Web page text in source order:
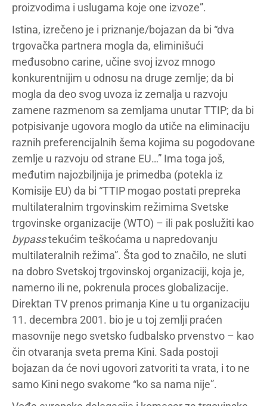
proizvodima i uslugama koje one izvoze”.
Istina, izrečeno je i priznanje/bojazan da bi “dva
trgovačka partnera mogla da, eliminišući
međusobno carine, učine svoj izvoz mnogo
konkurentnijim u odnosu na druge zemlje; da bi
mogla da deo svog uvoza iz zemalja u razvoju
zamene razmenom sa zemljama unutar TTIP; da bi
potpisivanje ugovora moglo da utiče na eliminaciju
raznih preferencijalnih šema kojima su pogodovane
zemlje u razvoju od strane EU…” Ima toga još,
međutim najozbiljnija je primedba (potekla iz
Komisije EU) da bi “TTIP mogao postati prepreka
multilateralnim trgovinskim režimima Svetske
trgovinske organizacije (WTO) – ili pak poslužiti kao
bypasstekućim teškoćama u napredovanju
multilateralnih režima”. Šta god to značilo, ne sluti
na dobro Svetskoj trgovinskoj organizaciji, koja je,
namerno ili ne, pokrenula proces globalizacije.
Direktan TV prenos primanja Kine u tu organizaciju
11. decembra 2001. bio je u toj zemlji praćen
masovnije nego svetsko fudbalsko prvenstvo – kao
čin otvaranja sveta prema Kini. Sada postoji
bojazan da će novi ugovori zatvoriti ta vrata, i to ne
samo Kini nego svakome “ko sa nama nije”.